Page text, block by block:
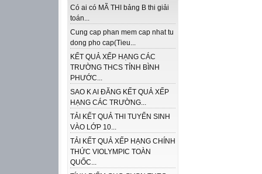
Có ai có MÃ THI bảng B thi giải
toán...
Cung cap phan mem cap nhat tu
dong pho cap(Tieu...
KẾT QUẢ XẾP HẠNG CÁC
TRƯỜNG THCS TỈNH BÌNH
PHƯỚC...
SAO K AI ĐĂNG KẾT QUẢ XẾP
HẠNG CÁC TRƯỜNG...
TẢI KẾT QUẢ THI TUYỂN SINH
VÀO LỚP 10...
TẢI KẾT QUẢ XẾP HẠNG CHÍNH
THỨC VIOLYMPIC TOÀN
QUỐC...